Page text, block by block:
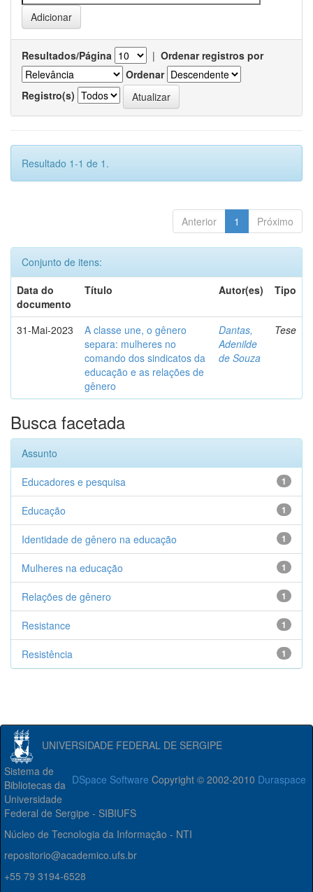
Resultados/Página | Ordenar registros por
Ordenar
Registro(s)
Resultado 1-1 de 1.
Anterior 1 Próximo
Conjunto de itens:
Data do
documento
Título Autor(es) Tipo
31-Mai-2023
A classe une, o gênero
separa: mulheres no
comando dos sindicatos da
educação e as relações de
gênero
Dantas,
Adenilde
de Souza
Tese
Busca facetada
Assunto
1
Educadores e pesquisa
1
Educação
1
Identidade de gênero na educação
1
Mulheres na educação
1
Relações de gênero
1
Resistance
1
Resistência
UNIVERSIDADE FEDERAL DE SERGIPE
DSpace Software Copyright © 2002-2010 Duraspace
Sistema de
Bibliotecas da
Universidade
Federal de Sergipe - SIBIUFS
Núcleo de Tecnologia da Informação - NTI
repositorio@academico.ufs.br
+55 79 3194-6528